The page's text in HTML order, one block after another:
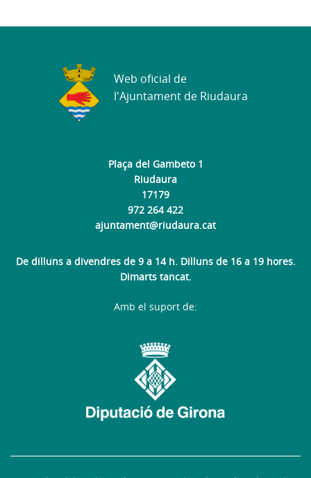
Plaça del Gambeto 1
Riudaura
17179
972 264 422
ajuntament@riudaura.cat
De dilluns a divendres de 9 a 14 h. Dilluns de 16 a 19 hores.
Dimarts tancat.
Web oficial de
l'Ajuntament de Riudaura
Amb el suport de: